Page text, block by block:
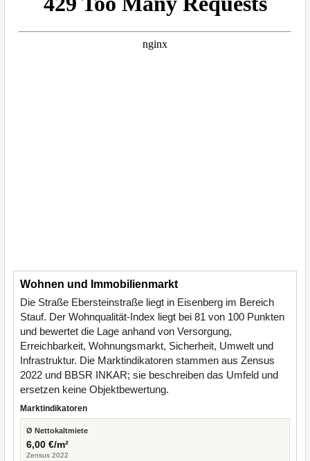
Wohnen und Immobilienmarkt
Die Straße Ebersteinstraße liegt in Eisenberg im Bereich
Stauf. Der Wohnqualität-Index liegt bei 81 von 100 Punkten
und bewertet die Lage anhand von Versorgung,
Erreichbarkeit, Wohnungsmarkt, Sicherheit, Umwelt und
Infrastruktur. Die Marktindikatoren stammen aus Zensus
2022 und BBSR INKAR; sie beschreiben das Umfeld und
ersetzen keine Objektbewertung.
Marktindikatoren
Ø Nettokaltmiete
6,00 €/m²
Zensus 2022